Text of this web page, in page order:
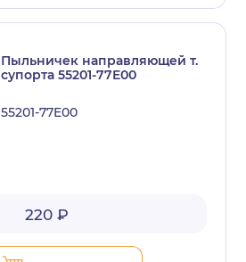
Пыльничек направляющей т.
супорта 55201-77E00
55201-77E00
220 ₽